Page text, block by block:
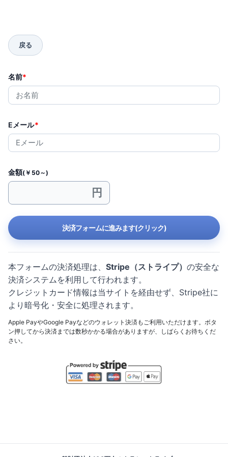
名前*
Eメール*
金額(￥50～)
決済フォームに進みます(クリック)
本フォームの決済処理は、 Stripe（ストライプ） の安全な
決済システムを利用して行われます。
クレジットカード情報は当サイトを経由せず、Stripe社に
より暗号化・安全に処理されます。
Apple PayやGoogle Payなどのウォレット決済もご利用いただけます。ボタ
ン押してから決済までは数秒かかる場合がありますが、しばらくお待ちくだ
さい。